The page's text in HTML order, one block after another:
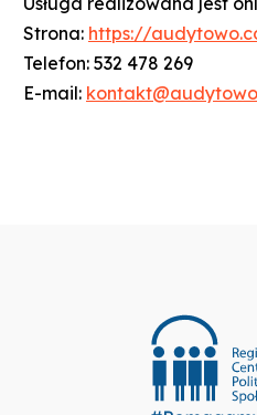
Strona: https://
Telefon: 532 478 269
E-mail: